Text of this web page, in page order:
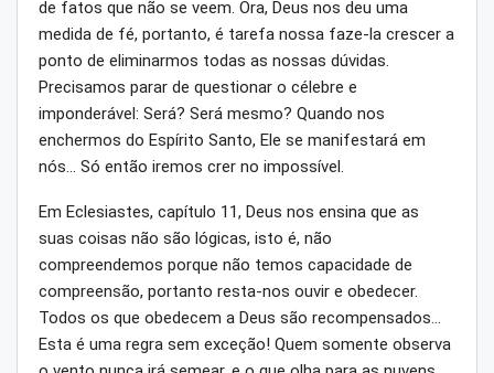
de fatos que não se veem. Ora, Deus nos deu uma
medida de fé, portanto, é tarefa nossa faze-la crescer a
ponto de eliminarmos todas as nossas dúvidas.
Precisamos parar de questionar o célebre e
imponderável: Será? Será mesmo? Quando nos
enchermos do Espírito Santo, Ele se manifestará em
nós… Só então iremos crer no impossível.
Em Eclesiastes, capítulo 11, Deus nos ensina que as
suas coisas não são lógicas, isto é, não
compreendemos porque não temos capacidade de
compreensão, portanto resta-nos ouvir e obedecer.
Todos os que obedecem a Deus são recompensados…
Esta é uma regra sem exceção! Quem somente observa